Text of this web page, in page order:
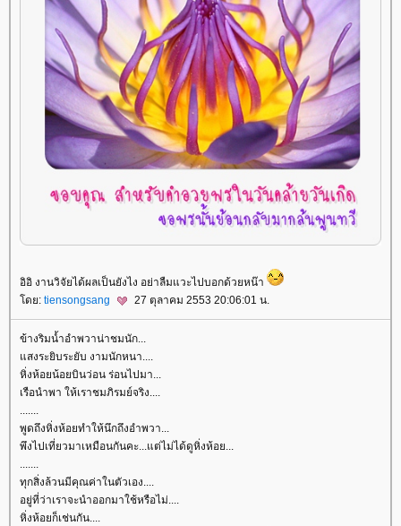
อิอิ งานวิจัยได้ผลเป็นยังไง อย่าลืมแวะไปบอกด้วยหน๊า
ดย: tiensongsang 27 ตุลาคม 2553 20:06:01 น.
ข้างริมน้ำอำพวาน่าชมนัก...
สงระยิบระยับ งามนักหนา....
หิ่งห้อยน้อยบินว่อน ร่อนไปมา...
เรือนำพา ให้เราชมภิรมย์จริง....
.......
พูดถึงหิ่งห้อยทำให้นึกถึงอำพวา...
พึงไปเที่ยวมาเหมือนกันคะ...แต่ไม่ได้ดูหิ่งห้อย...
.......
ทุกสิ่งล้วนมีคุณค่าในตัวเอง....
อยู่ที่ว่าเราจะนำออกมาใช้หรือไม่....
หิ่งห้อยก็เช่นกัน....